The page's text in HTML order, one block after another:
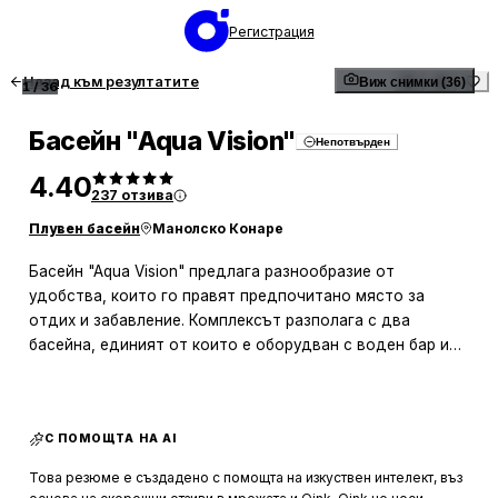
Регистрация
Назад към резултатите
1/36 Виж снимки (36)
Басейн "Aqua Vision" Непотвърден
4.40237 отзива
Плувен басейн
Манолско Конаре
Басейн "Aqua Vision" предлага разнообразие от
удобства, които го правят предпочитано място за
отдих и забавление. Комплексът разполага с два
басейна, единият от които е оборудван с воден бар и
Мястото е просторно и подходящо за семейства с
допълнителни забавления. Атмосферата е приятна и
С ПОМОЩТА НА AI
Това резюме е създадено с помощта на изкуствен интелект, въз